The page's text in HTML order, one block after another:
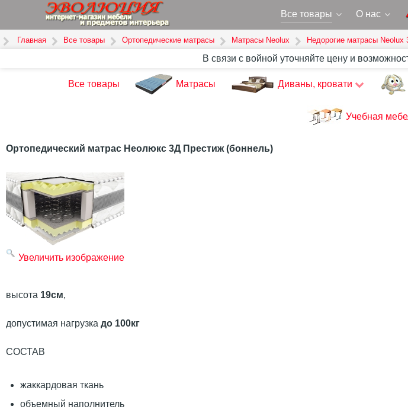
Все товары О нас
Главная Все товары Ортопедические матрасы Матрасы Neolux Недорогие матрасы Neolux
В связи с войной уточняйте цену и
Все товары Матрасы Диваны, кровати
Учебная
Ортопедический матрас Неолюкс 3Д Преcтиж (боннель)
Увеличить изображение
высота 19см,
допустимая нагрузка до 100кг
СОСТАВ
жаккардовая ткань
объемный наполнитель